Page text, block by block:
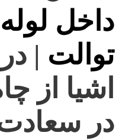
داخل
توالت |
اشیا از
در سعادت